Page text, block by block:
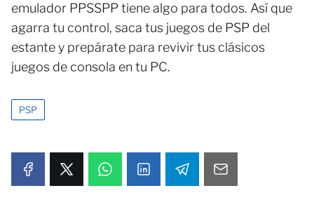
emulador PPSSPP tiene algo para todos. Así que
agarra tu control, saca tus juegos de PSP del
estante y prepárate para revivir tus clásicos
juegos de consola en tu PC.
PSP